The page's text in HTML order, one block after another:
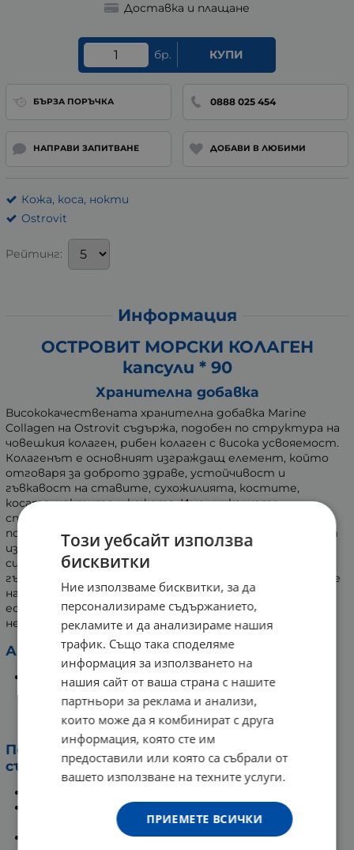
Доставка и плащане
бр. КУПИ
БЪРЗА ПОРЪЧКА 0888 025 454
НАПРАВИ ЗАПИТВАНЕ ДОБАВИ В ЛЮБИМИ
Кожа, коса, нокти
Ostrovit
Рейтинг:
Информация
ОСТРОВИТ МОРСКИ КОЛАГЕН
капсули * 90
Хранителна добавка
Висококачествената хранителна добавка Marine
Collagen на Ostrovit съдържа, подобен по структура на
човешкия колаген, рибен колаген с висока усвояемост.
Колагенът е основният изграждащ елемент, който
отговаря за доброто здраве, устойчивост и
гъвкавост на ставите, сухожилията, костите,
косата, ноктите и кожата. Има уникалната
способност да свързва вода, поради което кожата
поддържа балансирана еластичност и твърдост. От
изключително значение за производството на
синовиалната течност, хидратацията на кожата,
гъвкавостта на хрущяла и правилното възобновяване
на епидермиса. С напредването на възрастта, обаче,
естественото ниво на колагена намалява и е
необходимо той да се набавя от външни източници.
Активни съставки:
Рибни колагенови пептиди:пропускат се през
кутикулата и директно навлизат дълбоко в
структурата на дермата, като осигуряват
естествена здравина.
Полезни действия на активните
съставки:
Спомагат за увеличаване на плътността на
Допринасят за бързото зарастване на раните.
Този уебсайт използва
бисквитки
Ние използваме бисквитки, за да
персонализираме съдържанието,
рекламите и да анализираме нашия
трафик. Също така споделяме
информация за използването на
нашия сайт от ваша страна с нашите
партньори за реклама и анализи,
които може да я комбинират с друга
информация, която сте им
предоставили или която са събрали от
вашето използване на техните услуги.
ПРИЕМЕТЕ ВСИЧКИ